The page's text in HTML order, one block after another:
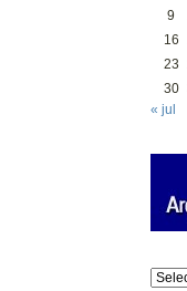
9
16
23
30
« jul